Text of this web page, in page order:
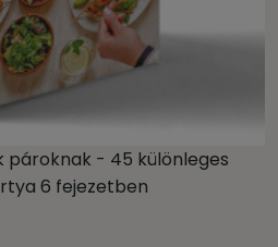
- 45 különleges
6 fejezetben